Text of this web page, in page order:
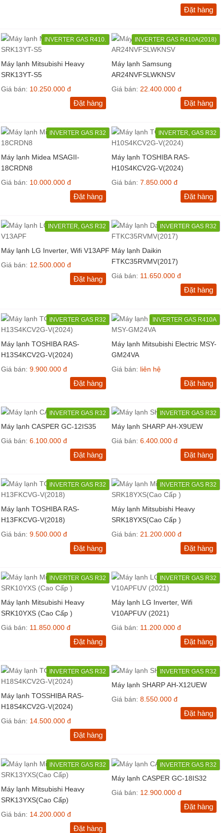
Đặt hàng
INVERTER GAS R410.
Máy lạnh Mitsubishi Heavy
SRK13YT-S5
Giá bán: 10.250.000 đ
Đặt hàng
INVERTER GAS R410A(2018)
Máy lạnh Samsung
AR24NVFSLWKNSV
Giá bán: 22.400.000 đ
Đặt hàng
INVERTER GAS R32
Máy lạnh Midea MSAGII-
18CRDN8
Giá bán: 10.000.000 đ
Đặt hàng
INVERTER, GAS R32
Máy lạnh TOSHIBA RAS-
H10S4KCV2G-V(2024)
Giá bán: 7.850.000 đ
Đặt hàng
INVERTER, GAS R32
Máy lạnh LG Inverter, Wifi V13APF
Giá bán: 12.500.000 đ
Đặt hàng
INVERTER GAS R32
Máy lạnh Daikin
FTKC35RVMV(2017)
Giá bán: 11.650.000 đ
Đặt hàng
INVERTER GAS R32
Máy lạnh TOSHIBA RAS-
H13S4KCV2G-V(2024)
Giá bán: 9.900.000 đ
Đặt hàng
INVERTER GAS R410A
Máy lạnh Mitsubishi Electric MSY-
GM24VA
Giá bán: liên hệ
Đặt hàng
INVERTER GAS R32
Máy lạnh CASPER GC-12IS35
Giá bán: 6.100.000 đ
Đặt hàng
INVERTER GAS R32
Máy lạnh SHARP AH-X9UEW
Giá bán: 6.400.000 đ
Đặt hàng
INVERTER GAS R32
Máy lạnh TOSHIBA RAS-
H13FKCVG-V(2018)
Giá bán: 9.500.000 đ
Đặt hàng
INVERTER GAS R32
Máy lạnh Mitsubishi Heavy
SRK18YXS(Cao Cấp )
Giá bán: 21.200.000 đ
Đặt hàng
INVERTER GAS R32
Máy lạnh Mitsubishi Heavy
SRK10YXS (Cao Cấp )
Giá bán: 11.850.000 đ
Đặt hàng
INVERTER GAS R32
Máy lạnh LG Inverter, Wifi
V10APFUV (2021)
Giá bán: 11.200.000 đ
Đặt hàng
INVERTER GAS R32
Máy lạnh TOSSHIBA RAS-
H18S4KCV2G-V(2024)
Giá bán: 14.500.000 đ
Đặt hàng
INVERTER GAS R32
Máy lạnh SHARP AH-X12UEW
Giá bán: 8.550.000 đ
Đặt hàng
INVERTER GAS R32
Máy lạnh Mitsubishi Heavy
SRK13YXS(Cao Cấp)
Giá bán: 14.200.000 đ
Đặt hàng
INVERTER GAS R32
Máy lạnh CASPER GC-18IS32
Giá bán: 12.900.000 đ
Đặt hàng